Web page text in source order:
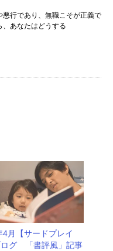
悪行であり、無職こそが正義で
、あなたはどうする
4月【サードプレイ
ログ 「書評風」記事